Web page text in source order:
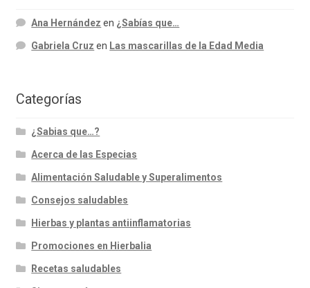
Ana Hernández en ¿Sabías que…
Gabriela Cruz en Las mascarillas de la Edad Media
Categorías
¿Sabias que…?
Acerca de las Especias
Alimentación Saludable y Superalimentos
Consejos saludables
Hierbas y plantas antiinflamatorias
Promociones en Hierbalia
Recetas saludables